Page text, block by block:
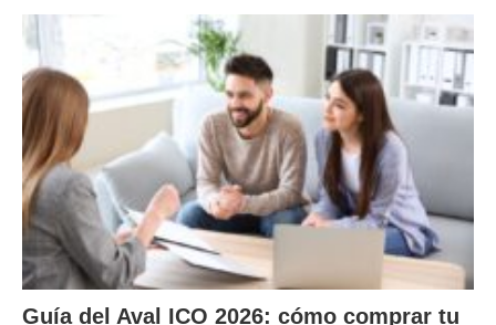
Guía del Aval ICO 2026: cómo comprar tu